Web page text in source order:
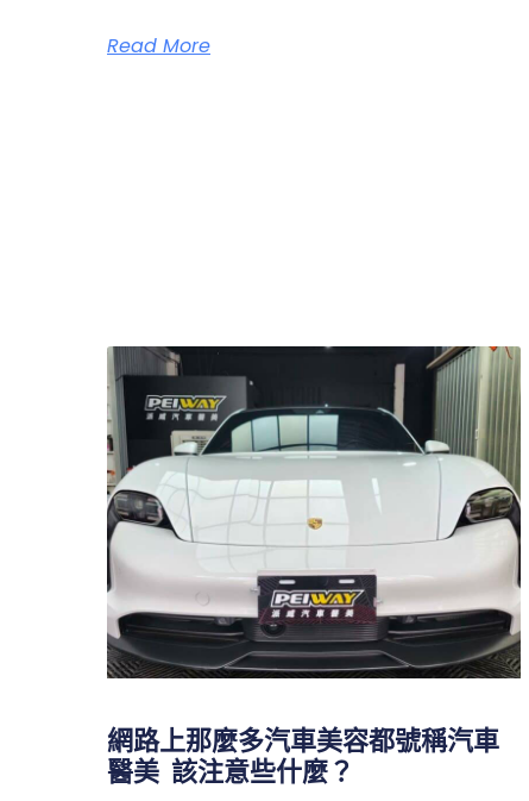
Read More
網路上那麼多汽車美容都號稱汽車
醫美 該注意些什麼？